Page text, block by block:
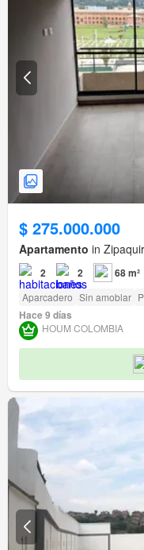
$ 275.000.000
Apartamento in
2 2 68 m²
Aparcadero Sin amoblar
Hace 9 días
HOUM COLOMBIA